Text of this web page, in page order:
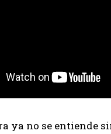
QUIERO
Leí y acepto laPolítica de
ya no se entiende